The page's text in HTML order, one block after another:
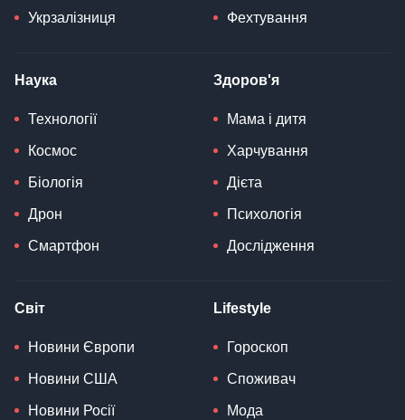
Укрзалізниця Фехтування
Наука
Технології
Космос
Біологія
Дрон
Смартфон
Здоров'я
Мама і дитя
Харчування
Дієта
Психологія
Дослідження
Світ
Новини Європи
Новини США
Новини Росії
Lifestyle
Гороскоп
Споживач
Мода